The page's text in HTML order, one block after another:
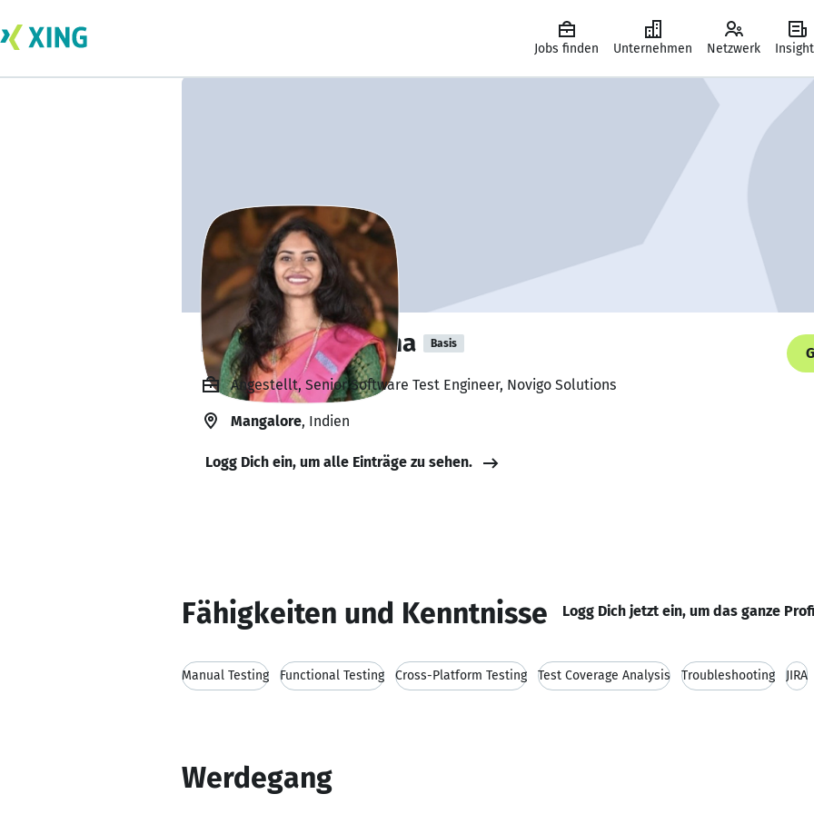
Jobs finden Unternehmen Netzwerk
Nireeksha Suvarna Basis
Angestellt, Senior Software Test Engineer, Novigo Solutions
Mangalore, Indien
Logg Dich ein, um alle Einträge zu sehen.
Fähigkeiten und Kenntnisse Logg Dich jetzt ein, um das ganze
Manual Testing Functional Testing Cross-Platform Testing Test Coverage Analysis Troubleshooting JIRA
Werdegang